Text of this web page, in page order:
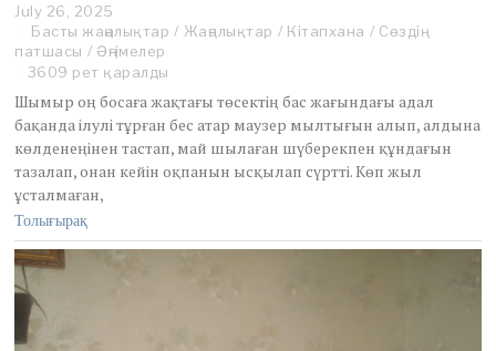
July 26, 2025
u
l
y
6
,
2
0
Басты жаңалықтар / Жаңалықтар / Кітапхана / Сөздің
патшасы / Әңгімелер
3609 рет қаралды
Шымыр оң босаға жақтағы төсектің бас жағындағы адал
бақанда ілулі тұрған бес атар маузер мылтығын алып, алдына
көлденеңінен тастап, май шылаған шүберекпен құндағын
тазалап, онан кейін оқпанын ысқылап сүртті. Көп жыл
ұсталмаған,
Толығырақ